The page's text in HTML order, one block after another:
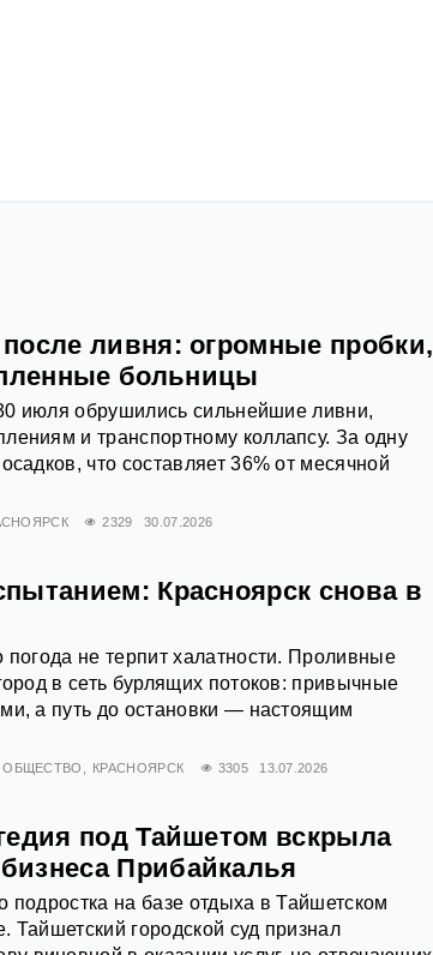
ливня: огромные пробки,
больницы
июля обрушились сильнейшие ливни,
и транспортному коллапсу. За одну
что составляет 36% от месячной
2329 30.07.2026
Красноярск снова в
не терпит халатности. Проливные
в сеть бурлящих потоков: привычные
а путь до остановки — настоящим
ОБЩЕСТВО КРАСНОЯРСК 3305 13.07.2026
под Тайшетом вскрыла
Прибайкалья
подростка на базе отдыха в Тайшетском
городской суд признал